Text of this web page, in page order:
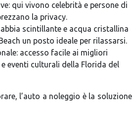
qui vivono celebrità e persone di
la privacy.
scintillante e acqua cristallina
un posto ideale per rilassarsi.
accesso facile ai migliori
eventi culturali della Florida del
l’auto a noleggio è la soluzione